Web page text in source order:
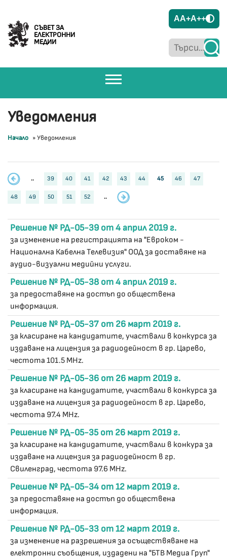
СЪВЕТ ЗА
ЕЛЕКТРОННИ
МЕДИИ
AA+A++
Уведомления
Начало »Уведомления
.. 39 40 41 42 43 44 45 46 47
48 49 50 51 52 ..
Решение № РД-05-39 от 4 април 2019 г.
за изменение на регистрацията на "Евроком -
Национална Кабелна Телевизия" ООД за доставяне на
аудио-визуални медийни услуги.
Решение № РД-05-38 от 4 април 2019 г.
за предоставяне на достъп до обществена
информация.
Решение № РД-05-37 от 26 март 2019 г.
за класиране на кандидатите, участвали в конкурса за
издаване на лицензия за радиодейност в гр. Царево,
честота 101.5 MHz.
Решение № РД-05-36 от 26 март 2019 г.
за класиране на кандидатите, участвали в конкурса за
издаване на лицензия за радиодейност в гр. Царево,
честота 97.4 MHz.
Решение № РД-05-35 от 26 март 2019 г.
за класиране на кандидатите, участвали в конкура за
издаване на лицензия за радиодейност в гр.
Свиленград, честота 97.6 MHz.
Решение № РД-05-34 от 12 март 2019 г.
за предоставяне на достъп до обществена
информация.
Решение № РД-05-33 от 12 март 2019 г.
за изменение на разрешения за осъществяване на
електронни съобщения, издадени на "БТВ Медиа Груп"